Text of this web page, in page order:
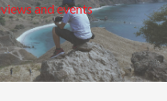
and events